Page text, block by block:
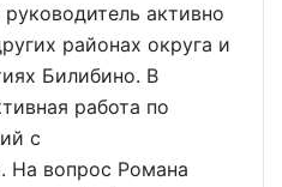
активно
районах округа и
Билибино. В
работа по
с
На вопрос Романа